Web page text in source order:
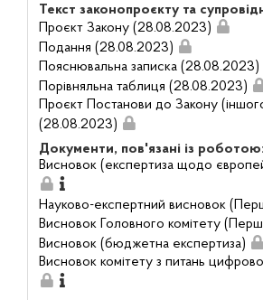
Текст законопроєкту та
Проєкт Закону (28.08.2023)
Подання (28.08.2023)
Пояснювальна записка (28.08.2023)
Порівняльна таблиця (28.08.2023)
Проєкт Постанови до Закону
(28.08.2023)
Документи, пов'язані із роботою:
Висновок (експертиза щодо
Науково-експертний висновок
Висновок Головного комітету
Висновок (бюджетна експертиза)
Висновок комітету з питань